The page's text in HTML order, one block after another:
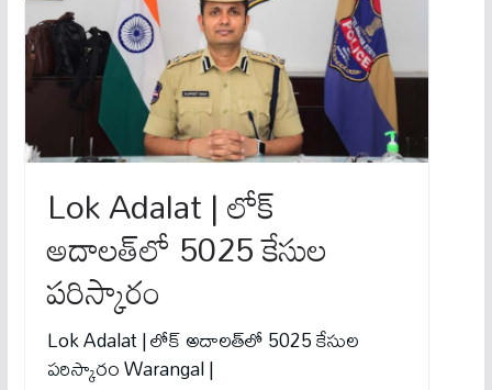
Lok Adalat | లోక్
అదాలత్‌లో 5025 కేసుల
పరిస్కారం
Lok Adalat | లోక్ అదాలత్‌లో 5025 కేసుల
పరిస్కారం Warangal |